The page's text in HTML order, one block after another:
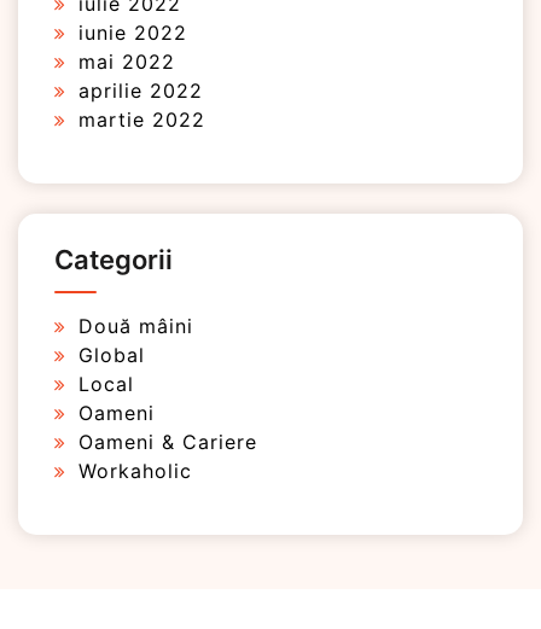
iunie 2022
mai 2022
aprilie 2022
martie 2022
Categorii
Două mâini
Global
Local
Oameni
Oameni & Cariere
Workaholic